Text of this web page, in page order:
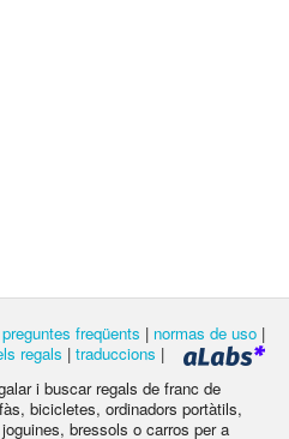
preguntes freqüents | normas de uso |
regals | traduccions |
i buscar regals de franc de
bicicletes, ordinadors portàtils,
bressols o carros per a